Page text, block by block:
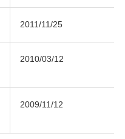
2011/11/25
2010/03/12
2009/11/12